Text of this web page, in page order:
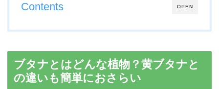
OPEN
Contents
ブタナとはどんな植物？黄ブタナと
の違いも簡単におさらい